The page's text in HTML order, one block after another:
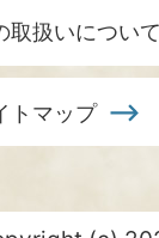
取扱いについて
トマップ